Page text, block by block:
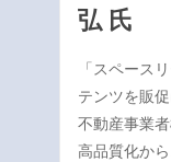
弘 氏
「スペース
テンツを販
不動産事業
高品質化か